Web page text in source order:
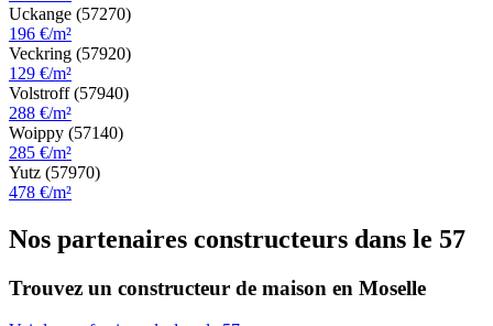
Uckange (57270)
196 €/m²
Veckring (57920)
129 €/m²
Volstroff (57940)
288 €/m²
Woippy (57140)
285 €/m²
Yutz (57970)
478 €/m²
Nos partenaires constructeurs dans le 57
Trouvez un constructeur de maison en Moselle